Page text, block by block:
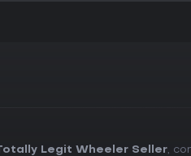
Legit Wheeler Seller,